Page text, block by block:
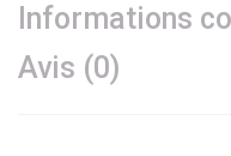
Informations
Avis (0)